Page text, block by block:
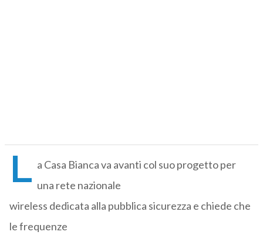
L a Casa Bianca va avanti col suo progetto per
una rete nazionale
wireless dedicata alla pubblica sicurezza e chiede che
le frequenze